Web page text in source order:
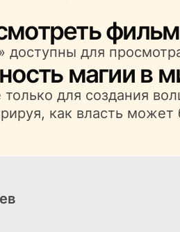
для
магии в
для создания
как власть может